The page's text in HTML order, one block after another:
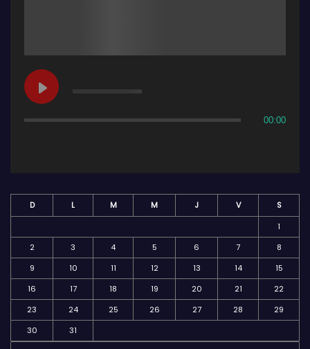
00:00
D L M M J V
S
1
2
3 4 5 6 7
8
9
10 11 12 13 14
15
16
17 18 19 20 21
22
23
24 25 26 27 28
29
30
31